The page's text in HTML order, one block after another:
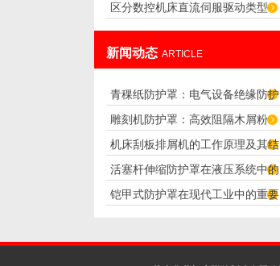
的还有这么多！
区分数控机床直流伺服驱动类型
新闻动态 ARTICLE
青稞纸防护罩：电气设备绝缘防护
专用方案
雕刻机防护罩：高效阻隔木屑粉
尘，守护设备精度与安全
机床刮板排屑机的工作原理及其结
构分析
活塞杆伸缩防护罩在液压系统中的
应用
铠甲式防护罩在现代工业中的重要